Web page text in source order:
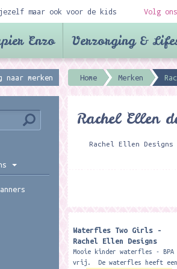
maar ook voor de kids Volg ons
Enzo Verzorging &
naar merken Home Merken
Rachel Ellen
Rachel Ellen
Waterfles Two Girls -
Rachel Ellen Designs
Mooie kinder waterfles - BPA
vrij. De waterfles heeft een